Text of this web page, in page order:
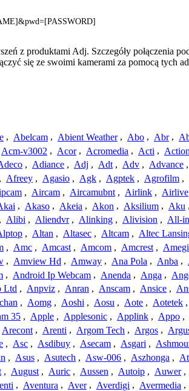
z produktami Adj. Szczegóły połączenia
się ze swoimi kamerami za pomocą tych
, Abelcam , Abient Weather , Abo , Abr ,
Acm-v3002 , Acor , Acromedia , Acti , Action
, Adiance , Adj , Adt , Adv , Advance ,
, Afreey , Agasio , Agk , Agptek , Agrofilm ,
, Aircam , Aircamubnt , Airlink , Airlive
, Akaso , Akeia , Akon , Aksilium , Aku ,
, Alibi , Aliendvr , Alinking , Alivision , All-
, Altan , Altasec , Altcam , Altec
, Amc , Amcast , Amcom , Amcrest ,
, Amview Hd , Amway , Ana Pola , Anba ,
, Android Ip Webcam , Anenda , Anga ,
Ltd , Anpviz , Anran , Anscam , Ansice ,
, Aomg , Aoshi , Aosu , Aote , Aotetek ,
35 , Apple , Applesonic , Applink , Appo ,
Arecont , Arenti , Argom Tech , Argos ,
, Asc , Asdibuy , Asecam , Asgari ,
, Asus , Asutech , Asw-006 , Aszhonga ,
, August , Auric , Aussen , Autoip , Auwer ,
, Aventura , Aver , Averdigi , Avermedia ,